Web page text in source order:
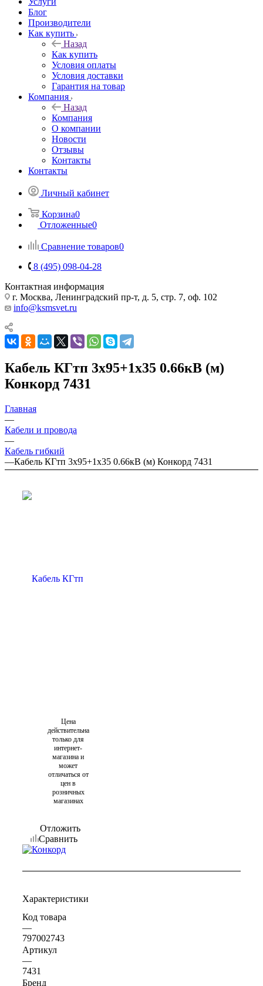
Блог
Производители
Как купить
Назад
Как купить
Условия оплаты
Условия доставки
Гарантия на товар
Компания
Назад
Компания
О компании
Новости
Отзывы
Контакты
Контакты
Личный кабинет
Корзина0
Отложенные0
Сравнение товаров0
8 (495) 098-04-28
Контактная информация
г. Москва, Ленинградский пр-т, д. 5, стр. 7, оф. 102
info@ksmsvet.ru
Кабель КГтп 3х95+1х35 0.66кВ (м)
Конкорд 7431
Главная
—
Кабели и провода
—
Кабель гибкий
—Кабель КГтп 3х95+1х35 0.66кВ (м) Конкорд 7431
Цена
действительна
только для
интернет-
магазина и
может
отличаться от
цен в
розничных
магазинах
Отложить
Сравнить
Характеристики
Код товара
—
797002743
Артикул
—
7431
Бренд